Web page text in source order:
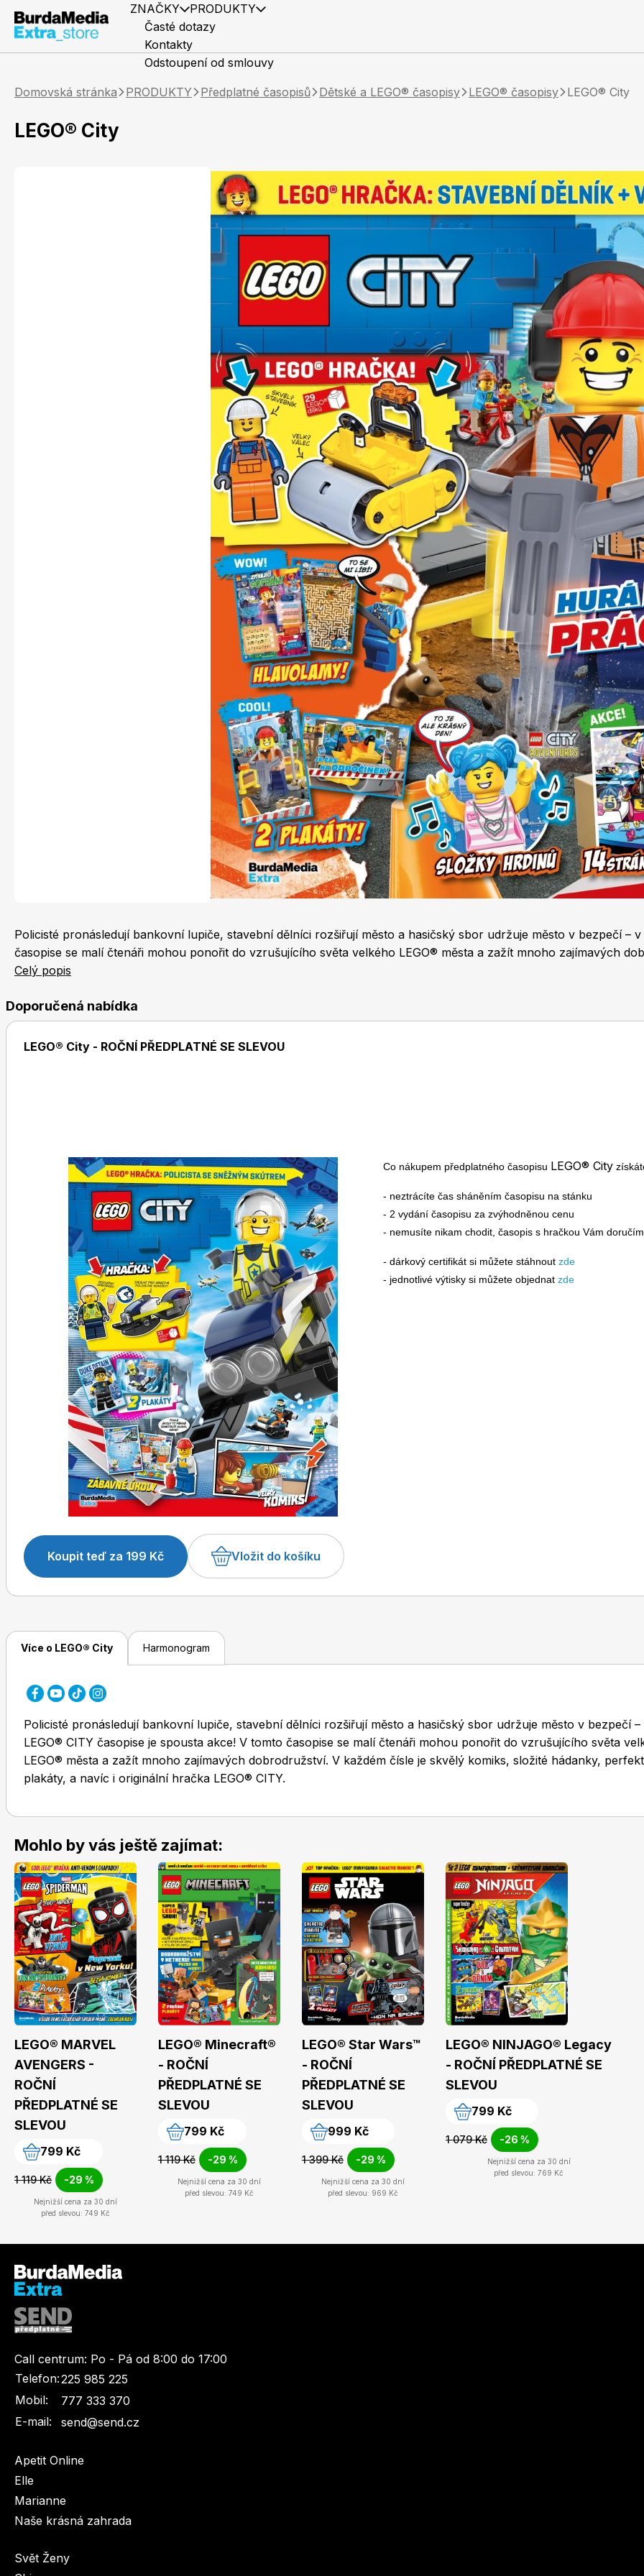
ZNAČKY PRODUKTY
Marianne
Apetit
Svět ženy
Naše krásná zahrada
Chip
Burda Kids
Toprecepty.cz
Knihy
Časté dotazy
Kontakty
Odstoupení od smlouvy
Domovská stránka PRODUKTY Předplatné časopisů Dětské a LEGO® časopisy LEGO® časopisy LEGO® City
LEGO® City
Policisté pronásledují bankovní lupiče, stavební dělníci rozšiřují město a hasičský sbor udržuje město v bezpečí –
časopise se malí čtenáři mohou ponořit do vzrušujícího světa velkého LEGO® města a zažít mnoho zajímavých
hádanky, perfektní plakáty, a navíc i originální hračka LEGO® CITY.
Celý popis
Doporučená nabídka
LEGO® City - ROČNÍ PŘEDPLATNÉ SE SLEVOU
Co nákupem předplatného časopisu LEGO® City
- neztrácíte čas sháněním časopisu na stánku
- 2 vydání časopisu za zvýhodněnou cenu
- nemusíte nikam chodit, časopis s hračkou Vám
- dárkový certifikát si můžete stáhnout zde
- jednotlivé výtisky si můžete objednat zde
Koupit teď za 199 Kč Vložit do košíku
Více o LEGO® City Harmonogram
Policisté pronásledují bankovní lupiče, stavební dělníci rozšiřují město a hasičský sbor udržuje město v bezpečí –
LEGO® CITY časopise je spousta akce! V tomto časopise se malí čtenáři mohou ponořit do vzrušujícího světa
LEGO® města a zažít mnoho zajímavých dobrodružství. V každém čísle je skvělý komiks, složité hádanky,
plakáty, a navíc i originální hračka LEGO® CITY.
Mohlo by vás ještě zajímat:
LEGO® MARVEL
AVENGERS -
ROČNÍ
PŘEDPLATNÉ SE
SLEVOU
799 Kč
-29 %
1 119 Kč
Nejnižší cena za 30 dní
před slevou: 749 Kč
LEGO® Minecraft®
- ROČNÍ
PŘEDPLATNÉ SE
SLEVOU
799 Kč
-29 %
1 119 Kč
Nejnižší cena za 30 dní
před slevou: 749 Kč
LEGO® Star Wars™
- ROČNÍ
PŘEDPLATNÉ SE
SLEVOU
999 Kč
-29 %
1 399 Kč
Nejnižší cena za 30 dní
před slevou: 969 Kč
LEGO® NINJAGO® Legacy
- ROČNÍ PŘEDPLATNÉ SE
SLEVOU
799 Kč
-26 %
1 079 Kč
Nejnižší cena za 30 dní
před slevou: 769 Kč
Call centrum: Po - Pá od 8:00 do 17:00
Telefon:225 985 225
Mobil:
777 333 370
E-mail:
send@send.cz
Apetit Online
Elle
Marianne
Naše krásná zahrada
Svět Ženy